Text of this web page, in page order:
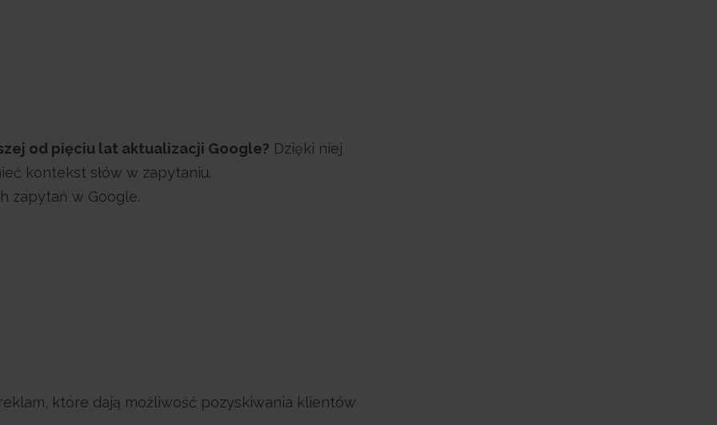
od pięciu lat aktualizacji Google? Dzięki niej
kontekst słów w zapytaniu.
zapytań w Google.
które dają możliwość pozyskiwania klientów